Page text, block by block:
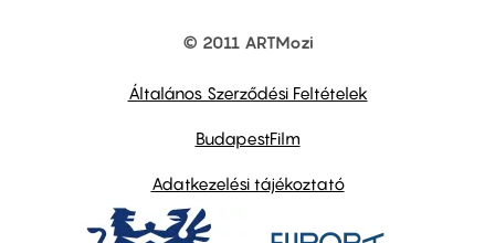
© 2011 ARTMozi
Általános Szerződési Feltételek
BudapestFilm
Adatkezelési tájékoztató